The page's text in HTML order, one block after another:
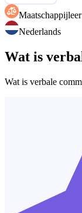
Maatschappijleer
Nederlands
Wat is
Wat is verbale